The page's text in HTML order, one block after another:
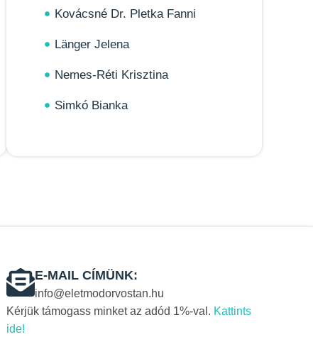
Kovácsné Dr. Pletka Fanni
Länger Jelena
Nemes-Réti Krisztina
Simkó Bianka
E-MAIL CÍMÜNK:
info@eletmodorvostan.hu
Kérjük támogass minket az adód 1%-val. Kattints
ide!